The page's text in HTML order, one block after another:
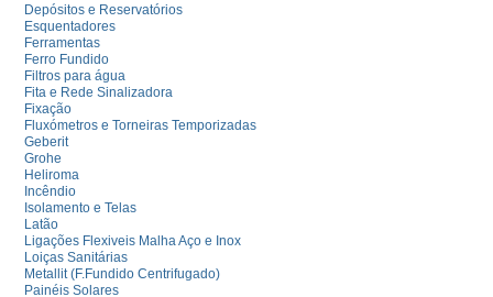
Depósitos e Reservatórios
Esquentadores
Ferramentas
Ferro Fundido
Filtros para água
Fita e Rede Sinalizadora
Fixação
Fluxómetros e Torneiras Temporizadas
Geberit
Grohe
Heliroma
Incêndio
Isolamento e Telas
Latão
Ligações Flexiveis Malha Aço e Inox
Loiças Sanitárias
Metallit (F.Fundido Centrifugado)
Painéis Solares